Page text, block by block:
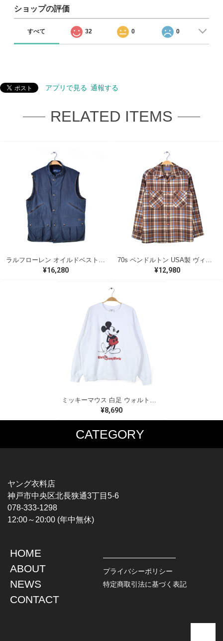
ショップの評価
すべて 32 0 0
アプリで見る 通報する
RELATED ITEMS
¥16,280 ¥12,980
ミッキーマウス 白足 ウォルトディズニーオフィシャル スウェット ホワイト WALT DISNEY WORLD ウォルトディズニーオフィシャル サイズXL相当 古着 CF0995
¥8,690
CATEGORY
MUSIC TEE
HARDCORE / PUNK
PROGLESSIVE ROCK
POPS
SOUL / R&B
T-SHIRTS
CHAMPION
TOPS
L / S SHIRT
S / S SHIRT
HAWAIIAN SHIRT
JACKET
DENIM
LEATHER
ヤング衣料店
神戸市中央区北長狭通3丁目5-6
078-333-1298
12:00～20:00 (年中無休)
HOME
ABOUT
NEWS
CONTACT
プライバシーポリシー
特定商取引法に基づく表記